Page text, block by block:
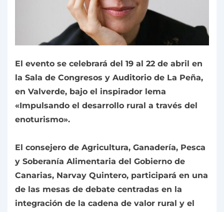
El evento se celebrará del 19 al 22 de abril en
la Sala de Congresos y Auditorio de La Peña,
en Valverde, bajo el inspirador lema
«Impulsando el desarrollo rural a través del
enoturismo».
El consejero de Agricultura, Ganadería, Pesca
y Soberanía Alimentaria del Gobierno de
Canarias, Narvay Quintero, participará en una
de las mesas de debate centradas en la
integración de la cadena de valor rural y el